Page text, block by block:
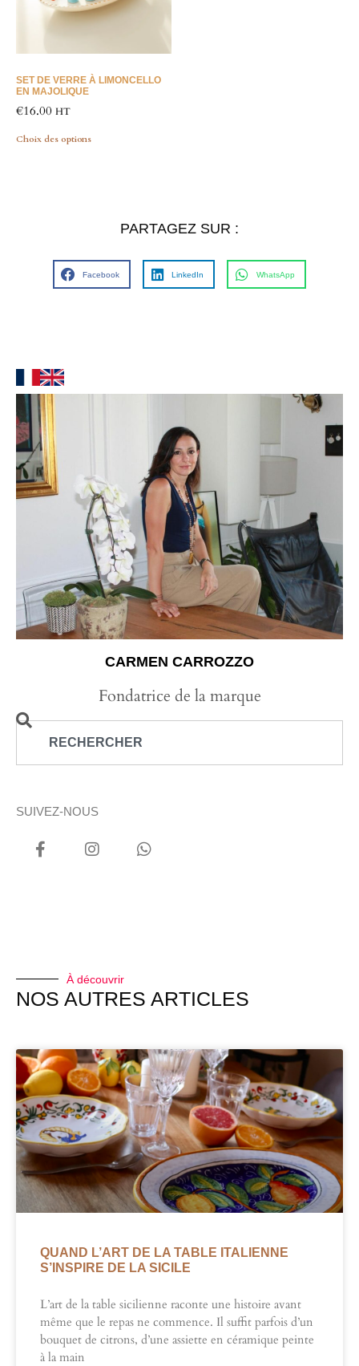
SET DE VERRE À LIMONCELLO
EN MAJOLIQUE
€16.00 HT
Choix des options
PARTAGEZ SUR :
Facebook LinkedIn WhatsApp
CARMEN CARROZZO
Fondatrice de la marque
SUIVEZ-NOUS
À découvrir
NOS AUTRES ARTICLES
QUAND L’ART DE LA TABLE ITALIENNE
S’INSPIRE DE LA SICILE
L’art de la table sicilienne raconte une histoire avant
même que le repas ne commence. Il suffit parfois d’un
bouquet de citrons, d’une assiette en céramique peinte
à la main